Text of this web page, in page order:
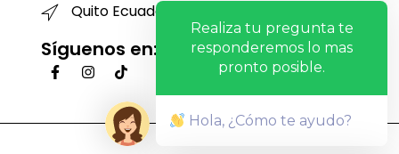
Quito Ecuador
Síguenos en:
Realiza tu pregunta te
responderemos lo mas
pronto posible.
Hola, ¿Cómo te ayudo?